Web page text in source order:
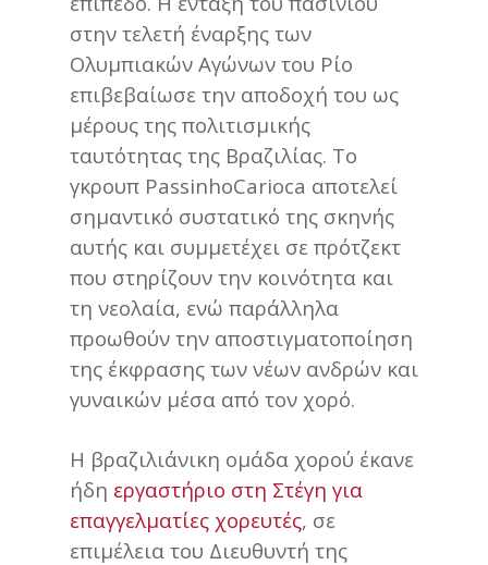
στην τελετή έναρξης των
Ολυμπιακών Αγώνων του Ρίο
επιβεβαίωσε την αποδοχή του ως
μέρους της πολιτισμικής
ταυτότητας της Βραζιλίας. Το
γκρουπ PassinhoCarioca αποτελεί
σημαντικό συστατικό της σκηνής
αυτής και συμμετέχει σε πρότζεκτ
που στηρίζουν την κοινότητα και
τη νεολαία, ενώ παράλληλα
προωθούν την αποστιγματοποίηση
της έκφρασης των νέων ανδρών και
γυναικών μέσα από τον χορό.
Η βραζιλιάνικη ομάδα χορού έκανε
ήδη εργαστήριο στη Στέγη για
επαγγελματίες χορευτές, σε
επιμέλεια του Διευθυντή της